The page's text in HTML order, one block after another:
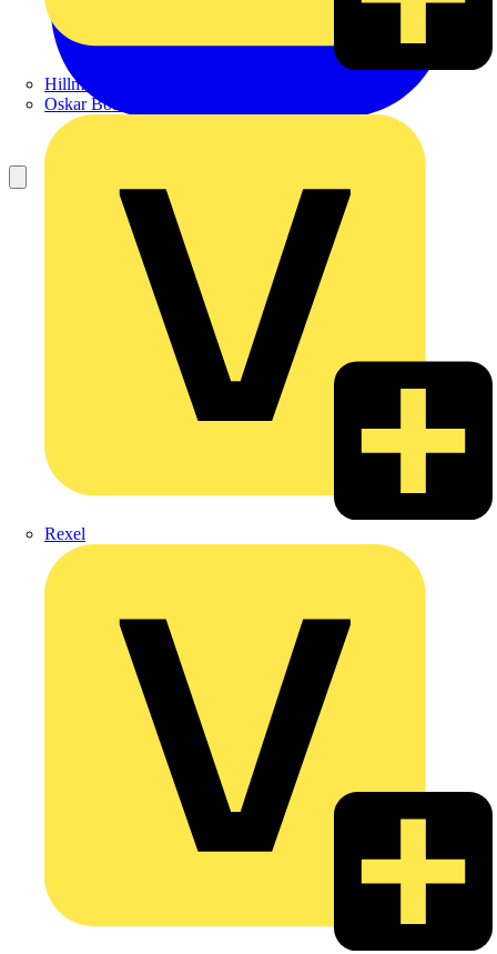
Hillmann & Ploog GmbH & Co. KG
Oskar Böttcher GmbH & Co. KG
Rexel